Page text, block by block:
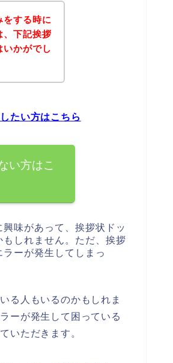
をする時に
、下記挨拶
いかがでし
たい方はこちら
い方はこ
味があって、挨拶状ドッ
しれません。ただ、挨拶
ーが発生してしまっ
る人もいるのかもしれま
ーが発生して困っている
いただきます。